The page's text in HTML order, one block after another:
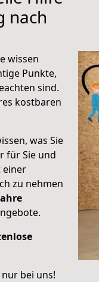
nach
wissen
Punkte,
sind.
kostbaren
was Sie
für Sie und
einer
zu nehmen
bei uns!